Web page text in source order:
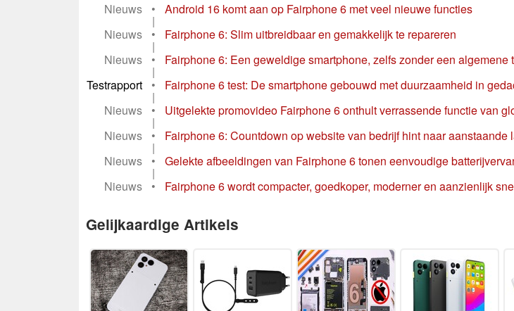
Nieuws
• Android 16 komt aan op Fairphone 6 met veel nieuwe functies
|
Nieuws
• Fairphone 6: Slim uitbreidbaar en gemakkelijk te repareren
|
Nieuws
• Fairphone 6: Een geweldige smartphone, zelfs zonder een algemene
|
Testrapport
• Fairphone 6 test: De smartphone gebouwd met duurzaamheid in
|
Nieuws
• Uitgelekte promovideo Fairphone 6 onthult verrassende functie van
|
Nieuws
• Fairphone 6: Countdown op website van bedrijf hint naar aanstaande
|
Nieuws
• Gelekte afbeeldingen van Fairphone 6 tonen eenvoudige
|
Nieuws
• Fairphone 6 wordt compacter, goedkoper, moderner en aanzienlijk
Gelijkaardige Artikels